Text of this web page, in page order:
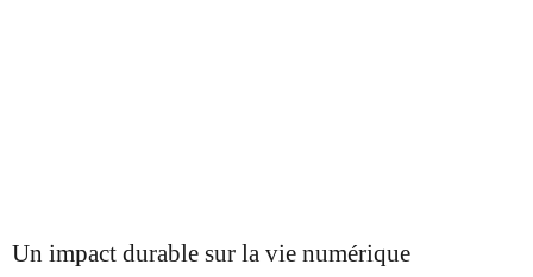
Un impact durable sur la vie numérique